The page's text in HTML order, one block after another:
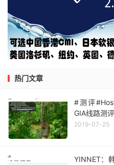
热门文章
#测评
GIA线路测
2019-07-25
YINNET：